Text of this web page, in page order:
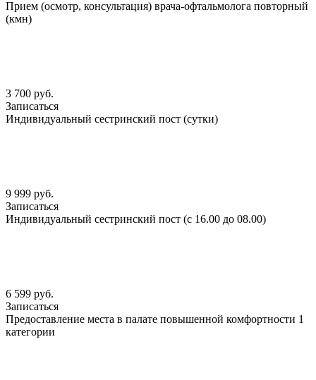
Прием (осмотр, консультация) врача-офтальмолога повторный
(кмн)
3 700 руб.
Записаться
Индивидуальный сестринский пост (сутки)
9 999 руб.
Записаться
Индивидуальный сестринский пост (с 16.00 до 08.00)
6 599 руб.
Записаться
Предоставление места в палате повышенной комфортности 1
категории